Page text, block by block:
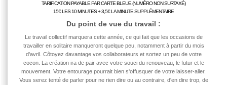
TARIFICATION PAYABLE PAR CARTE BLEUE (NUMÉRO NON SURTAXÉ)
15€ LES 10 MINUTES + 3,5€ LA MINUTE SUPPLÉMENTAIRE
Du point de vue du travail :
Le travail collectif marquera cette année, ce qui fait que les occasions de
travailler en solitaire manqueront quelque peu, notamment à partir du mois
d'avril. Côtoyez davantage vos collaborateurs et sortez un peu de votre
cocon. La création ira de pair avec votre souci du renouveau, le futur et le
mouvement. Votre entourage pourrait bien s'offusquer de votre laisser-aller.
Vous serez tenté de parler pour ne rien dire ou au contraire, d'en dire trop, de